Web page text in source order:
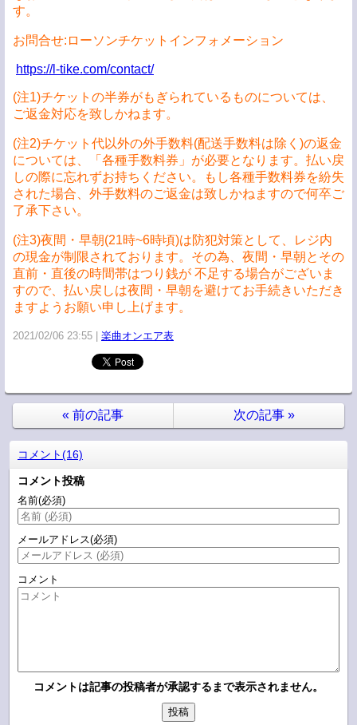
す。
お問合せ:ローソンチケットインフォメーション
https://l-tike.com/contact/
(注1)チケットの半券がもぎられているものについては、
ご返金対応を致しかねます。
(注2)チケット代以外の外手数料(配送手数料は除く)の返金
については、「各種手数料券」が必要となります。払い戻
しの際に忘れずお持ちください。もし各種手数料券を紛失
された場合、外手数料のご返金は致しかねますので何卒ご
了承下さい。
(注3)夜間・早朝(21時~6時頃)は防犯対策として、レジ内
の現金が制限されております。その為、夜間・早朝とその
直前・直後の時間帯はつり銭が 不足する場合がございま
すので、払い戻しは夜間・早朝を避けてお手続きいただき
ますようお願い申し上げます。
2021/02/06 23:55 楽曲オンエア表
« 前の記事 次の記事 »
コメント(16)
コメント投稿
名前(必須)
メールアドレス(必須)
コメント
コメントは記事の投稿者が承認するまで表示されません。